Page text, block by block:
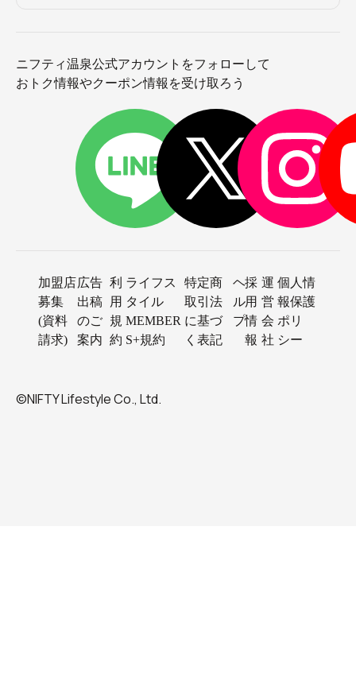
ニフティ温泉公式アカウントをフォローして
おトク情報やクーポン情報を受け取ろう
加盟店
募集
(資料
請求)
広告
出稿
のご
案内
利
用
規
約
ライフス
タイル
MEMBER
S+規約
特定商
取引法
に基づ
く表記
ヘ
ル
プ
採
用
情
報
運
営
会
社
個人情
報保護
ポリ
シー
©NIFTY Lifestyle Co., Ltd.